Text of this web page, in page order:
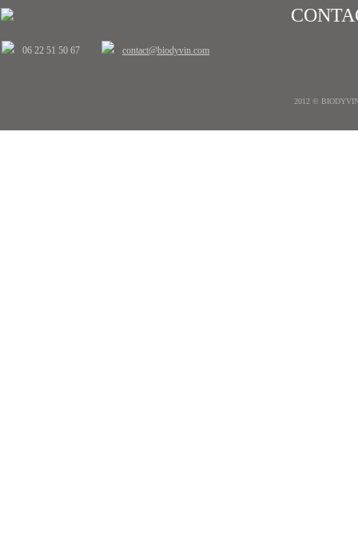
06 22 51 50 67 contact@biodyvin.com
2012 ©